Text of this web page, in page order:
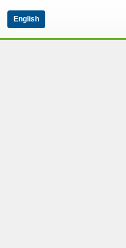
English